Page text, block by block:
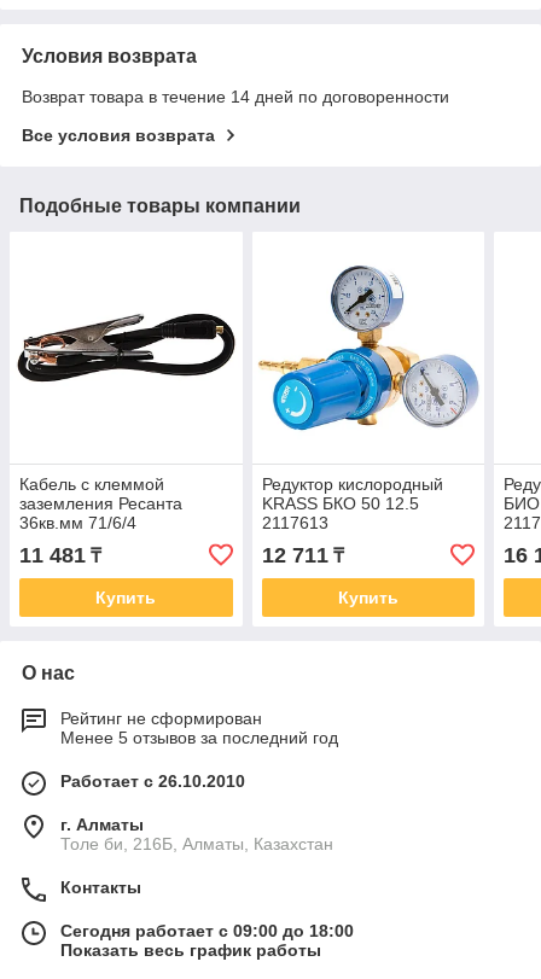
Условия возврата
Возврат товара в течение 14 дней по договоренности
Все условия возврата
Подобные товары компании
Кабель с клеммой
заземления Ресанта
36кв.мм 71/6/4
11 481 ₸
Купить
Редуктор кислородный
KRASS БКО 50 12.5
2117613
12 711₸
Купить
БИО
16
О нас
Рейтинг не сформирован
Менее 5 отзывов за последний год
Работает с 26.10.2010
г. Алматы
Толе би, 216Б, Алматы, Казахстан
Контакты
Сегодня работает с 09:00 до 18:00
Показать весь график работы